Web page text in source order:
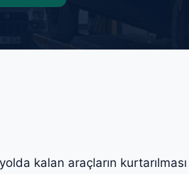
kalan araçların